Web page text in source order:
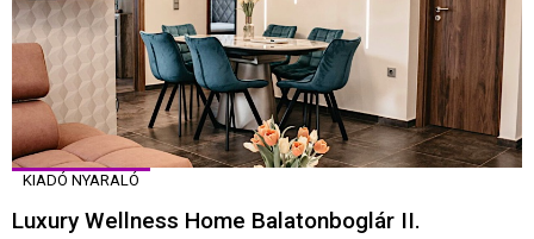
KIADÓ NYARALÓ
Luxury Wellness Home Balatonboglár II.